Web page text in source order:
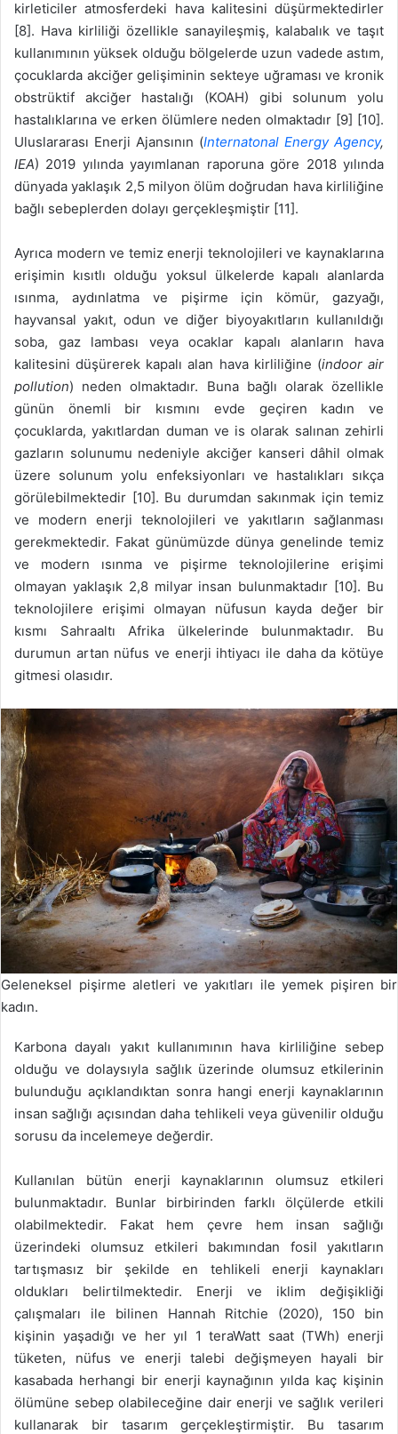
kirleticiler atmosferdeki hava kalitesini düşürmektedirler
[8]. Hava kirliliği özellikle sanayileşmiş, kalabalık ve taşıt
kullanımının yüksek olduğu bölgelerde uzun vadede astım,
çocuklarda akciğer gelişiminin sekteye uğraması ve kronik
obstrüktif akciğer hastalığı (KOAH) gibi solunum yolu
hastalıklarına ve erken ölümlere neden olmaktadır [9] [10].
Uluslararası Enerji Ajansının (Internatonal Energy Agency,
IEA) 2019 yılında yayımlanan raporuna göre 2018 yılında
dünyada yaklaşık 2,5 milyon ölüm doğrudan hava kirliliğine
bağlı sebeplerden dolayı gerçekleşmiştir [11].
Ayrıca modern ve temiz enerji teknolojileri ve kaynaklarına
erişimin kısıtlı olduğu yoksul ülkelerde kapalı alanlarda
ısınma, aydınlatma ve pişirme için kömür, gazyağı,
hayvansal yakıt, odun ve diğer biyoyakıtların kullanıldığı
soba, gaz lambası veya ocaklar kapalı alanların hava
kalitesini düşürerek kapalı alan hava kirliliğine (indoor air
pollution) neden olmaktadır. Buna bağlı olarak özellikle
günün önemli bir kısmını evde geçiren kadın ve
çocuklarda, yakıtlardan duman ve is olarak salınan zehirli
gazların solunumu nedeniyle akciğer kanseri dâhil olmak
üzere solunum yolu enfeksiyonları ve hastalıkları sıkça
görülebilmektedir [10]. Bu durumdan sakınmak için temiz
ve modern enerji teknolojileri ve yakıtların sağlanması
gerekmektedir. Fakat günümüzde dünya genelinde temiz
ve modern ısınma ve pişirme teknolojilerine erişimi
olmayan yaklaşık 2,8 milyar insan bulunmaktadır [10]. Bu
teknolojilere erişimi olmayan nüfusun kayda değer bir
kısmı Sahraaltı Afrika ülkelerinde bulunmaktadır. Bu
durumun artan nüfus ve enerji ihtiyacı ile daha da kötüye
gitmesi olasıdır.
Geleneksel pişirme aletleri ve yakıtları ile yemek pişiren bir
kadın.
Karbona dayalı yakıt kullanımının hava kirliliğine sebep
olduğu ve dolaysıyla sağlık üzerinde olumsuz etkilerinin
bulunduğu açıklandıktan sonra hangi enerji kaynaklarının
insan sağlığı açısından daha tehlikeli veya güvenilir olduğu
sorusu da incelemeye değerdir.
Kullanılan bütün enerji kaynaklarının olumsuz etkileri
bulunmaktadır. Bunlar birbirinden farklı ölçülerde etkili
olabilmektedir. Fakat hem çevre hem insan sağlığı
üzerindeki olumsuz etkileri bakımından fosil yakıtların
tartışmasız bir şekilde en tehlikeli enerji kaynakları
oldukları belirtilmektedir. Enerji ve iklim değişikliği
çalışmaları ile bilinen Hannah Ritchie (2020), 150 bin
kişinin yaşadığı ve her yıl 1 teraWatt saat (TWh) enerji
tüketen, nüfus ve enerji talebi değişmeyen hayali bir
kasabada herhangi bir enerji kaynağının yılda kaç kişinin
ölümüne sebep olabileceğine dair enerji ve sağlık verileri
kullanarak bir tasarım gerçekleştirmiştir. Bu tasarım